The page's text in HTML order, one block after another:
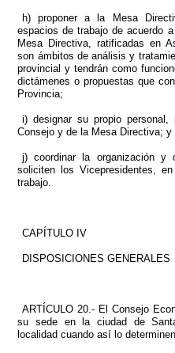
h) proponer a la Mesa
espacios de trabajo de acuerdo
Mesa Directiva, ratificadas en
son ámbitos de análisis y
provincial y tendrán como
dictámenes o propuestas que
Provincia;
i) designar su propio personal,
Consejo y de la Mesa Directiva; y
j) coordinar la organización y
soliciten los Vicepresidentes,
trabajo.
CAPÍTULO IV
DISPOSICIONES GENERALES
ARTÍCULO 20.- El Consejo
su sede en la ciudad de
localidad cuando así lo